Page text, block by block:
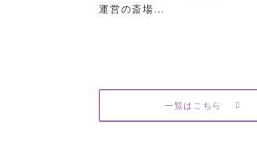
運営の斎場…
一覧はこちら